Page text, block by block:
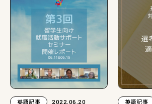
英語記事 2022.06.20 英語記事